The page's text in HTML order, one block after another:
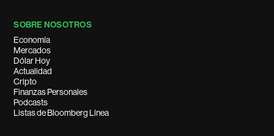
SOBRE NOSOTROS
Economía
Mercados
Dólar Hoy
Actualidad
Cripto
Finanzas Personales
Podcasts
Listas de Bloomberg Línea